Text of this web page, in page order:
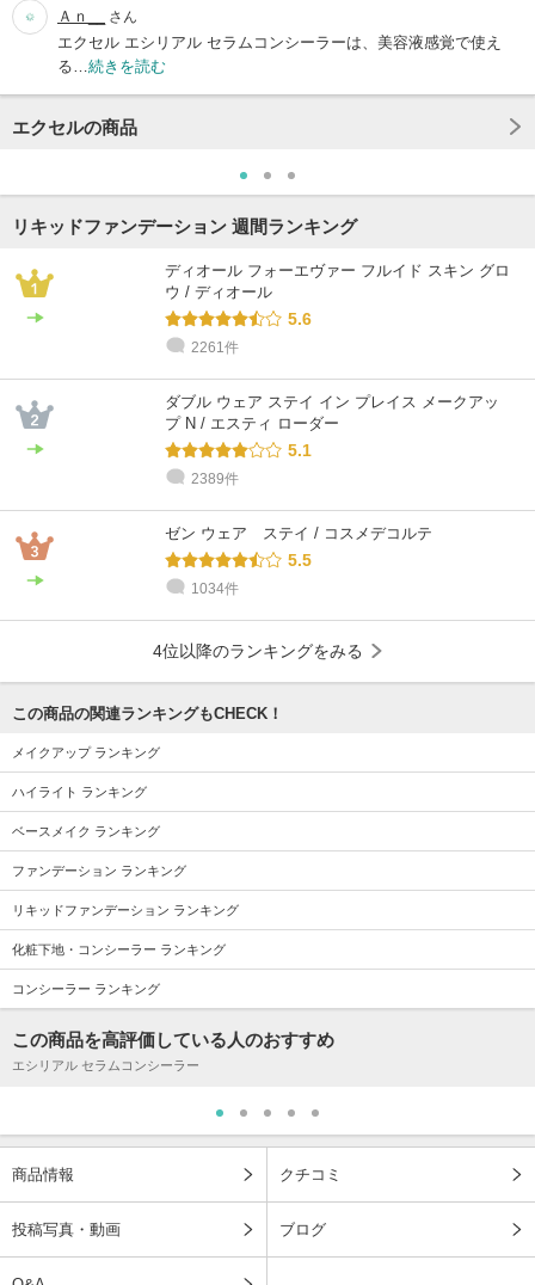
Ａｎ__ さん
エクセル エシリアル セラムコンシーラーは、美容液感覚で使え
る… 続きを読む
エクセルの商品
リキッドファンデーション 週間ランキング
ディオール フォーエヴァー フルイド スキン グロ
ウ / ディオール
5.6
2261件
ダブル ウェア ステイ イン プレイス メークアッ
プ N / エスティ ローダー
5.1
2389件
ゼン ウェア ステイ / コスメデコルテ
5.5
1034件
4位以降のランキングをみる
この商品の関連ランキングもCHECK！
メイクアップ ランキング
ハイライト ランキング
ベースメイク ランキング
ファンデーション ランキング
リキッドファンデーション ランキング
化粧下地・コンシーラー ランキング
コンシーラー ランキング
この商品を高評価している人のおすすめ
エシリアル セラムコンシーラー
商品情報 クチコミ
投稿写真・動画 ブログ